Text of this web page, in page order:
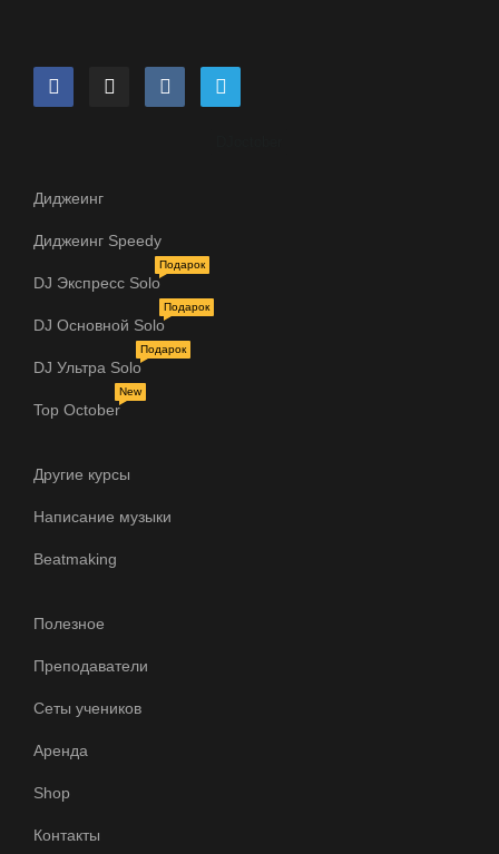
Диджеинг
Диджеинг Speedy
DJ Экспресс Solo
Подарок
DJ Основной Solo
Подарок
DJ Ультра Solo
Подарок
Top October
New
Другие курсы
Написание музыки
Beatmaking
Полезное
Преподаватели
Сеты учеников
Аренда
Shop
Контакты